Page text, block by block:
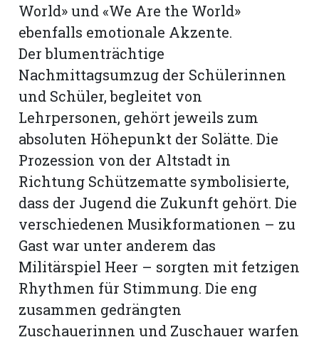
World» und «We Are the World»
ebenfalls emotionale Akzente.
Der blumenträchtige
Nachmittagsumzug der Schülerinnen
und Schüler, begleitet von
Lehrpersonen, gehört jeweils zum
absoluten Höhepunkt der Solätte. Die
Prozession von der Altstadt in
Richtung Schützematte symbolisierte,
dass der Jugend die Zukunft gehört. Die
verschiedenen Musikformationen – zu
Gast war unter anderem das
Militärspiel Heer – sorgten mit fetzigen
Rhythmen für Stimmung. Die eng
zusammen gedrängten
Zuschauerinnen und Zuschauer warfen